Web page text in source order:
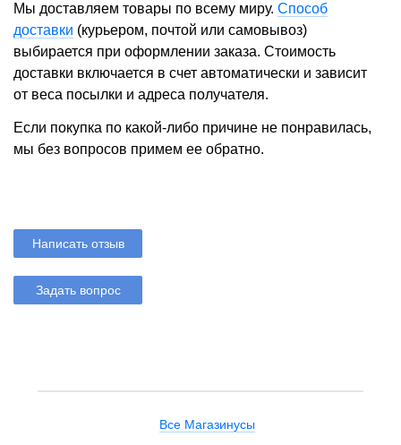
Мы доставляем товары по всему миру. Способ
доставки (курьером, почтой или самовывоз)
выбирается при оформлении заказа. Стоимость
доставки включается в счет автоматически и зависит
от веса посылки и адреса получателя.
Если покупка по какой-либо причине не понравилась,
мы без вопросов примем ее обратно.
Написать отзыв
Задать вопрос
Все Магазинусы